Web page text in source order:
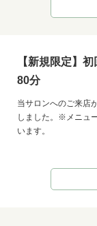
【新規限定】
80分
当サロンへのご来店
しました。※メニュ
います。